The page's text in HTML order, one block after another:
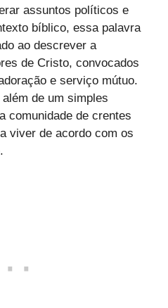
assuntos políticos e
bíblico, essa palavra
ao descrever a
de Cristo, convocados
e serviço mútuo.
de um simples
comunidade de crentes
viver de acordo com os